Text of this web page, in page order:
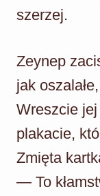
szerzej.
Zeynep
jak
Wreszcie
plakacie,
Zmięta
— To